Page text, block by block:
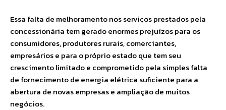
Essa falta de melhoramento nos serviços prestados pela
concessionária tem gerado enormes prejuízos para os
consumidores, produtores rurais, comerciantes,
empresários e para o próprio estado que tem seu
crescimento limitado e comprometido pela simples falta
de fornecimento de energia elétrica suficiente para a
abertura de novas empresas e ampliação de muitos
negócios.